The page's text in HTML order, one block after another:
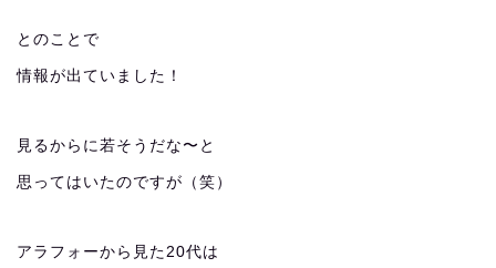
とのことで
情報が出ていました！
見るからに若そうだな〜と
思ってはいたのですが（笑）
アラフォーから見た20代は